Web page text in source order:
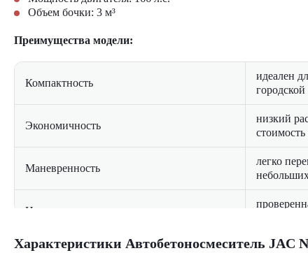
Объем бочки: 3 м³
Преимущества модели:
Компактность
идеален
городской
Экономичность
низкий
Маневренность
легко
Надежность
Характеристики Автобетоносмеситель JAC